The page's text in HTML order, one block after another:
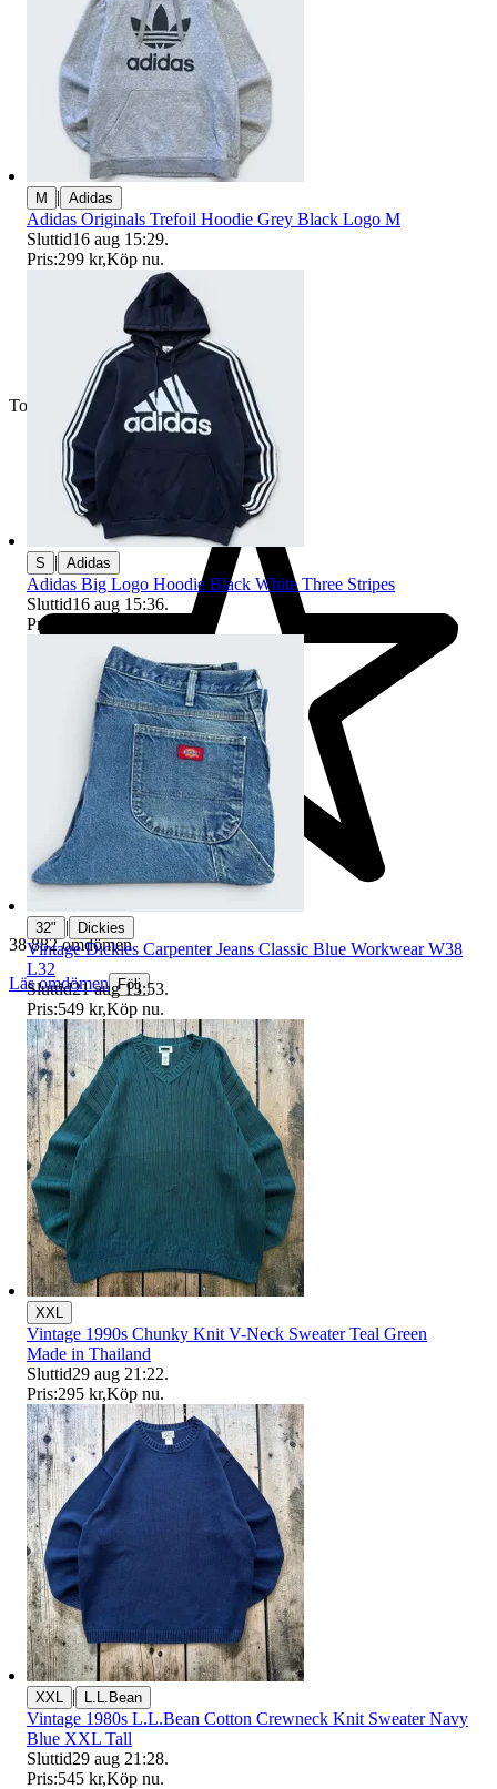
Toppsäljare
38 882 omdömen
Läs omdömen Följ
M | Adidas
Adidas Originals Trefoil Hoodie Grey Black Logo M
Sluttid16 aug 15:29.
Pris:299 kr,Köp nu.
S | Adidas
Adidas Big Logo Hoodie Black White Three Stripes
Sluttid16 aug 15:36.
Pris:
32" | Dickies
Vintage Dickies Carpenter Jeans Classic Blue Workwear W38
L32
Sluttid21 aug 13:53.
Pris:549 kr,Köp nu.
XXL
Vintage 1990s Chunky Knit V-Neck Sweater Teal Green
Made in Thailand
Sluttid29 aug 21:22.
Pris:295 kr,Köp nu.
XXL | L.L.Bean
Vintage 1980s L.L.Bean Cotton Crewneck Knit Sweater Navy
Blue XXL Tall
Sluttid29 aug 21:28.
Pris:545 kr,Köp nu.